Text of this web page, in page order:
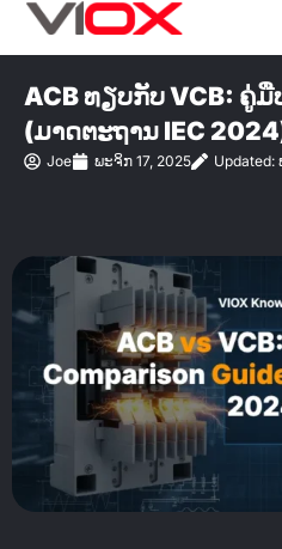
ຂ້າມ
ເນື້ອຫາACB ທຽບກັບ VCB: ຄູ່
(ມາດຕະຖານ IEC
Joe ພະຈິກ 17, 2025 Updated: